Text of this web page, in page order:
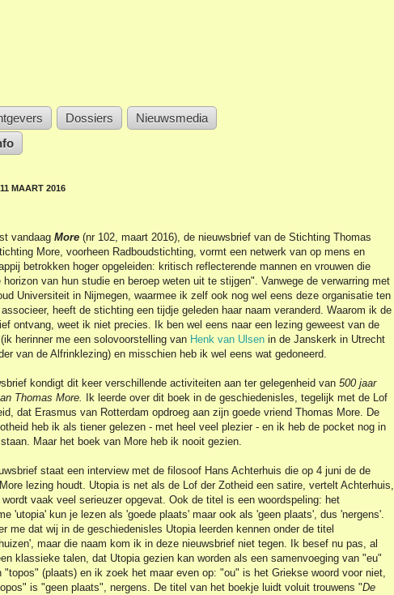
Dossiers
Nieuwsmedia
MAART 2016
vandaag More (nr 102, maart 2016), de nieuwsbrief van de Stichting Thomas
More, voorheen Radboudstichting, vormt een netwerk van op mens en
betrokken hoger opgeleiden: kritisch reflecterende mannen en vrouwen die
horizon van hun studie en beroep weten uit te stijgen". Vanwege de verwarring met
Universiteit in Nijmegen, waarmee ik zelf ook nog wel eens deze organisatie ten
heeft de stichting een tijdje geleden haar naam veranderd. Waarom ik de
ontvang, weet ik niet precies. Ik ben wel eens naar een lezing geweest van de
herinner me een solovoorstelling van Henk van Ulsen in de Janskerk in Utrecht
van de Alfrinklezing) en misschien heb ik wel eens wat gedoneerd.
kondigt dit keer verschillende activiteiten aan ter gelegenheid van 500 jaar
Thomas More.
Ik leerde over dit boek in de geschiedenisles, tegelijk met de Lof
dat Erasmus van Rotterdam opdroeg aan zijn goede vriend Thomas More. De
heb ik als tiener gelezen - met heel veel plezier - en ik heb de pocket nog in
Maar het boek van More heb ik nooit gezien.
staat een interview met de filosoof Hans Achterhuis die op 4 juni de de
lezing houdt. Utopia is net als de Lof der Zotheid een satire, vertelt Achterhuis,
vaak veel serieuzer opgevat. Ook de titel is een woordspeling: het
'utopia' kun je lezen als 'goede plaats' maar ook als 'geen plaats', dus 'nergens'.
me dat wij in de geschiedenisles Utopia leerden kennen onder de titel
maar die naam kom ik in deze nieuwsbrief niet tegen. Ik besef nu pas, al
klassieke talen, dat Utopia gezien kan worden als een samenvoeging van "eu"
"topos" (plaats) en ik zoek het maar even op: "ou" is het Griekse woord voor niet,
is "geen plaats", nergens. De titel van het boekje luidt voluit trouwens "De